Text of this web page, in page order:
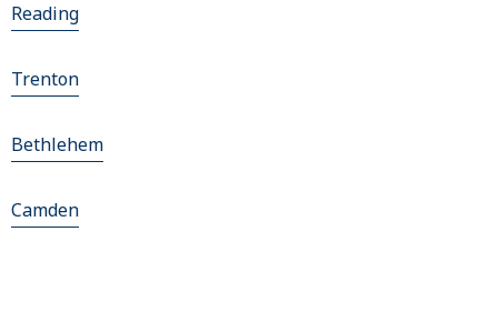
Reading
Trenton
Bethlehem
Camden